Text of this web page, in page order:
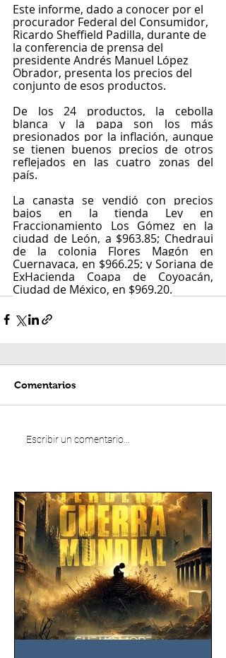
Este informe, dado a conocer por el
procurador Federal del Consumidor,
Ricardo Sheffield Padilla, durante de
la conferencia de prensa del
presidente Andrés Manuel López
Obrador, presenta los precios del
conjunto de esos productos.
De los 24 productos, la cebolla
blanca y la papa son los más
presionados por la inflación, aunque
se tienen buenos precios de otros
reflejados en las cuatro zonas del
país.
La canasta se vendió con precios
bajos en la tienda Ley en
Fraccionamiento Los Gómez en la
ciudad de León, a $963.85; Chedraui
de la colonia Flores Magón en
Cuernavaca, en $966.25; y Soriana de
ExHacienda Coapa de Coyoacán,
Ciudad de México, en $969.20.
Comentarios
Escribir un comentario...